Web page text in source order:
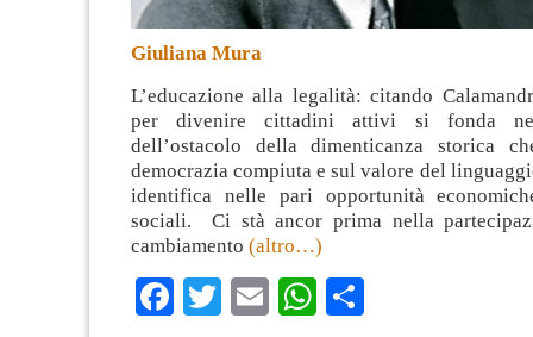
Giuliana Mura
L’educazione alla legalità: citando
per divenire cittadini attivi si fonda nel
dell’ostacolo della dimenticanza storica
democrazia compiuta e sul valore del
identifica nelle pari opportunità
sociali. Ci stà ancor prima nella
cambiamento (altro…)
Facebook
TwitterEmailWhatsApp